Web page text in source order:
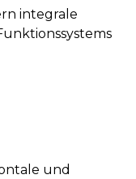
integrale
und